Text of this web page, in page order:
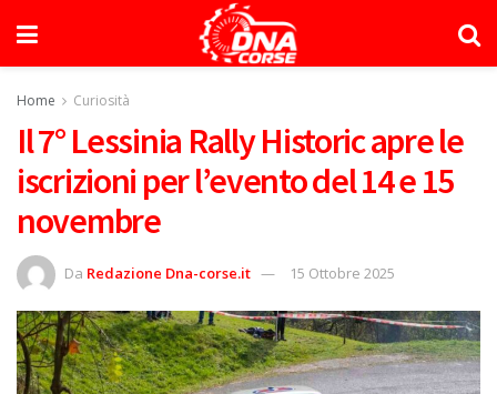
Home Curiosità
Il 7° Lessinia Rally Historic apre le
iscrizioni per l’evento del 14 e 15
novembre
Da Redazione Dna-corse.it 15 Ottobre 2025